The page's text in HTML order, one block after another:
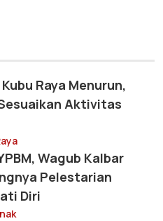
Raya Menurun,
Aktivitas
Wagub Kalbar
Pelestarian
Diri